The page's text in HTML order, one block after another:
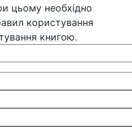
цьому необхідно
користування
книгою.